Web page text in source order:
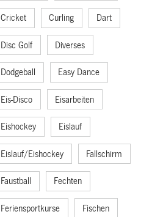
Cricket Curling Dart
Disc Golf Diverses
Dodgeball Easy Dance
Eis-Disco Eisarbeiten
Eishockey Eislauf
Eislauf/Eishockey Fallschirm
Faustball Fechten
Feriensportkurse Fischen